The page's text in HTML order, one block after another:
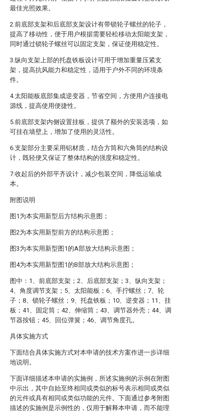
最佳光照效果。
2.前底部支架和后底部支架设计有带锁轮子螺丝的轮子，
提高了移动性，便于用户根据需要轻松移动太阳能支架，
同时通过锁轮子螺丝可以固定支架，保证使用稳定性。
3.纵向支架上部的托盘铁板设计可用于增加重量压紧支
架，提高抗风能力和稳定性，适用于户外不同的环境条
件。
4.太阳能板底部集成逆变器，节省空间，方便用户连接电
源线，提高使用便捷性。
5.前底部支架内侧设置挂板，提供了额外的安装选项，如
可挂在墙壁上，增加了使用的灵活性。
6.支架部分主要采用铝材质，结合方筒和六角筒的结构设
计，既轻便又保证了整体结构的强度和稳定性。
7.收起后的外部平齐设计，减少包装空间，降低运输成
本。
附图说明
图1为本实用新型后方结构示意图；
图2为本实用新型前方的结构示意图；
图3为本实用新型图1的A部放大结构示意图；
图4为本实用新型图1的B部放大结构示意图；
图中：1、前底部支架；2、后底部支架；3、纵向支架；
4、角度调节支架；5、太阳能板；6、手拧螺丝；7、轮
子；8、锁轮子螺丝；9、托盘铁板；10、逆变器；11、挂
板；41、固定筒；42、伸缩筒；43、调节器外壳；44、调
节器按钮；45、回位弹簧；46、调节角度孔。
具体实施方式
下面结合具体实施方式对本申请的技术方案作进一步详细
地说明。
下面详细描述本申请的实施例，所述实施例的示例在附图
中示出，其中自始至终相同或类似的标号表示相同或类似
的元件或具有相同或类似功能的元件。下面通过参考附图
描述的实施例是示例性的，仅用于解释本申请，而不能理